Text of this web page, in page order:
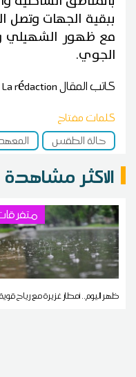
مع ظهور الشهيلي
الجوي.
كاتب المقالLa rédaction
كلمات مفتاح
حالة الطقس
الاكثر مشاهدة
ظهر اليوم.. أمطار غزيرة مع رياح قوية